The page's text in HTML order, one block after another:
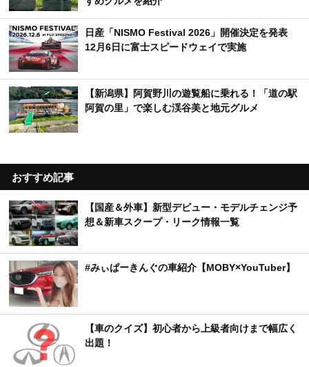
日産「NISMO Festival 2026」開催決定を発表
12月6日に富士スピードウェイで実施
【新潟県】阿賀野川の遊覧船に乗れる！「道の駅
阿賀の里」で楽しむ渓谷美と地元グルメ
おすすめ記事
【国産＆外車】新型デビュー・モデルチェンジ予
想＆新車スクープ・リーク情報一覧
#みぃぱーきんぐの車紹介【MOBY×YouTuber】
【車のクイズ】初心者から上級者向けまで幅広く
出題！